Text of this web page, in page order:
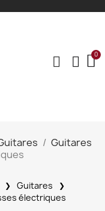
Guitares
Guitares
électriques